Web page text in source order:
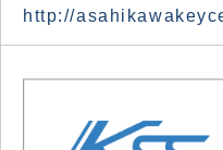
http://